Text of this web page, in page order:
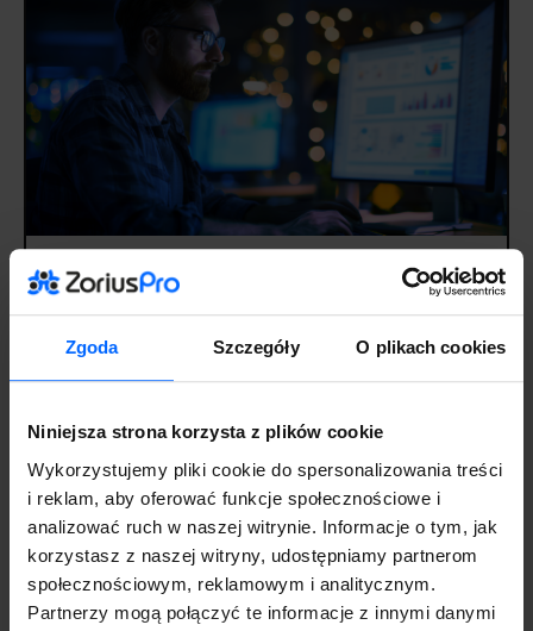
Zgoda Szczegóły O plikach cookies
Niniejsza strona korzysta z plików cookie
Wykorzystujemy pliki cookie do spersonalizowania treści
i reklam, aby oferować funkcje społecznościowe i
analizować ruch w naszej witrynie. Informacje o tym, jak
korzystasz z naszej witryny, udostępniamy partnerom
społecznościowym, reklamowym i analitycznym.
Partnerzy mogą połączyć te informacje z innymi danymi
Symfonia w firmie wielooddziałowej – jak
uporządkować dane i raportowanie